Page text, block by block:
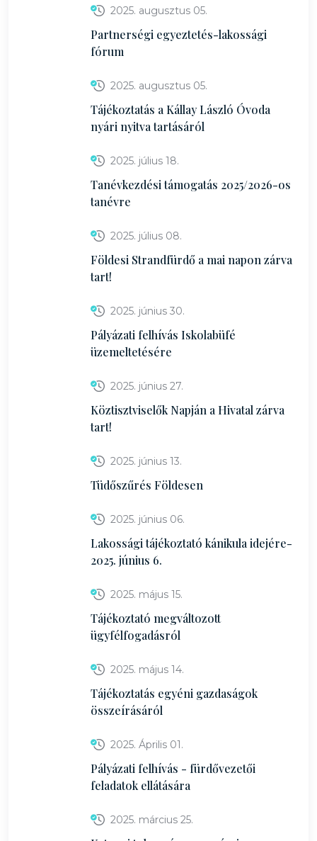
2025. augusztus 05.
Partnerségi egyeztetés-lakossági
fórum
2025. augusztus 05.
Tájékoztatás a Kállay László Óvoda
nyári nyitva tartásáról
2025. július 18.
Tanévkezdési támogatás 2025/2026-os
tanévre
2025. július 08.
Földesi Strandfürdő a mai napon zárva
tart!
2025. június 30.
Pályázati felhívás Iskolabüfé
üzemeltetésére
2025. június 27.
Köztisztviselők Napján a Hivatal zárva
tart!
2025. június 13.
Tüdőszűrés Földesen
2025. június 06.
Lakossági tájékoztató kánikula idejére-
2025. június 6.
2025. május 15.
Tájékoztató megváltozott
ügyfélfogadásról
2025. május 14.
Tájékoztatás egyéni gazdaságok
összeírásáról
2025. Április 01.
Pályázati felhívás - fürdővezetői
feladatok ellátására
2025. március 25.